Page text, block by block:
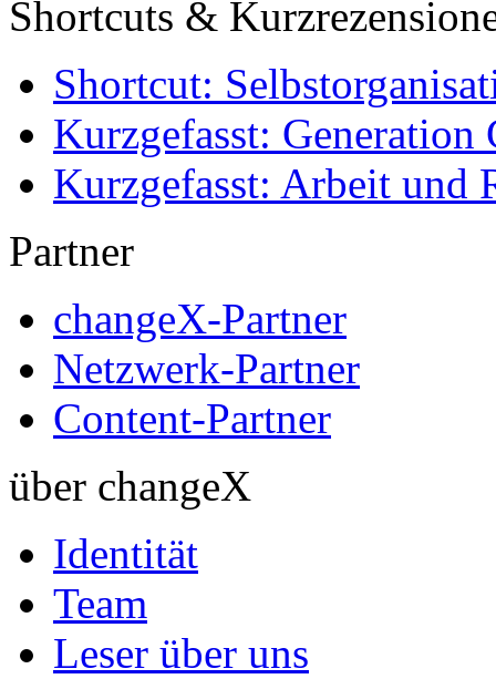
Shortcuts &
Shortcut:
Kurzgefasst: Generation
Kurzgefasst: Arbeit und
Partner
changeX-Partner
Netzwerk-Partner
Content-Partner
über changeX
Identität
Team
Leser über uns